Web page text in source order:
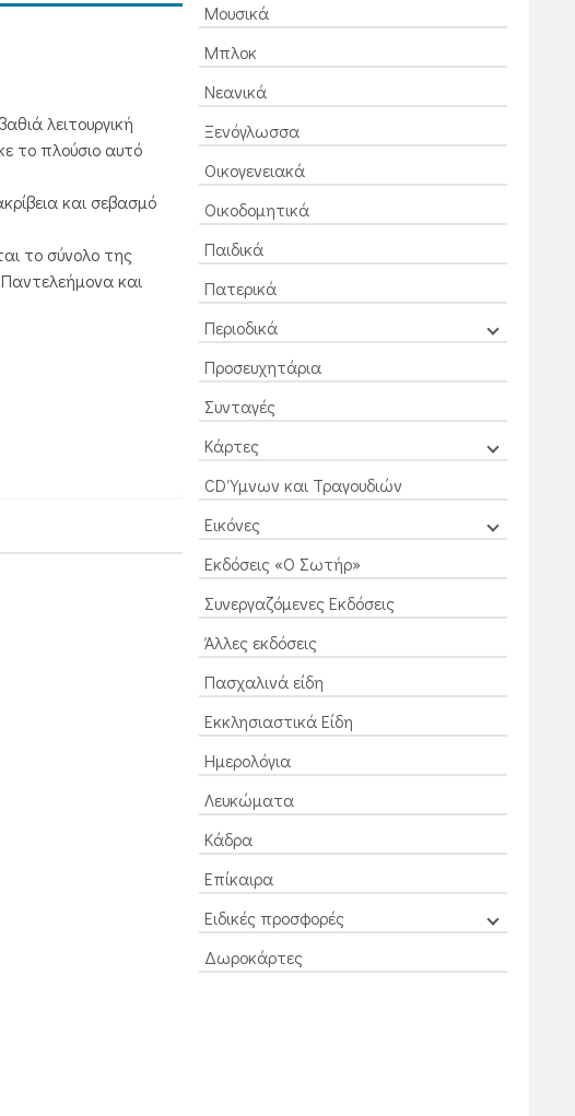
λειτουργική
το πλούσιο αυτό
και σεβασμό
το σύνολο της
και
Μουσικά
Μπλοκ
Νεανικά
Ξενόγλωσσα
Οικογενειακά
Οικοδομητικά
Παιδικά
Πατερικά
Περιοδικά
Προσευχητάρια
Συνταγές
Κάρτες
CD Ύμνων και Τραγουδιών
Εικόνες
Εκδόσεις «Ο Σωτήρ»
Συνεργαζόμενες Εκδόσεις
Άλλες εκδόσεις
Πασχαλινά είδη
Εκκλησιαστικά Είδη
Ημερολόγια
Λευκώματα
Κάδρα
Επίκαιρα
Ειδικές προσφορές
Δωροκάρτες